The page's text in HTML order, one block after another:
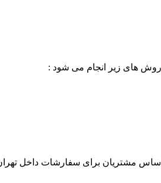
روش های زیر انجام می شود :
مشتریان برای سفارشات داخل